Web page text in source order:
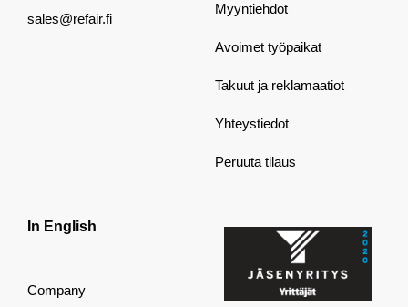
sales@refair.fi
Myyntiehdot
Avoimet työpaikat
Takuut ja reklamaatiot
Yhteystiedot
Peruuta tilaus
In English
Company